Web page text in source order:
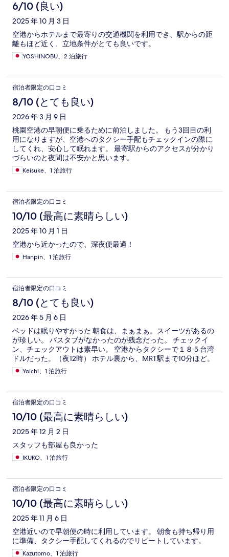
6/10 (良い)
2025 年 10 月 3 日
空港からホテルまで最寄りの交通機関を利用でき、駅からの距
離もほど近く、立地条件がとても良いです。
YOSHINOBU、2 泊旅行
宿泊者限定の口コミ
8/10 (とても良い)
2026 年 3 月 9 日
桃園空港の早朝便に乗るために前泊しました。 もう3回目の利
用になりますが、空港へのタクシー手配もチェックインの際に
してくれ、安心して眠れます。 最寄駅からのアクセスが分かり
づらいのと夜間は不安かと思います。
Keisuke、1 泊旅行
宿泊者限定の口コミ
10/10 (最高に素晴らしい)
2025 年 10 月 1 日
空港から近かったので、深夜便最適！
Hanpin、1 泊旅行
宿泊者限定の口コミ
8/10 (とても良い)
2026 年 5 月 6 日
ベッドは眠りやすかった 朝食は、まぁまぁ。スイーツがあるの
が珍しい。 バスタブがなかったのが残念だった。 チェックイ
ン、チェックアウトは素早い。 空港からタクシーで１８５台湾
ドルだった。（夜12時） ホテル裏から、MRT駅まで10分ほど。
Yoichi、1 泊旅行
宿泊者限定の口コミ
10/10 (最高に素晴らしい)
2025 年 12 月 2 日
スタッフも部屋も良かった
IKUKO、1 泊旅行
宿泊者限定の口コミ
10/10 (最高に素晴らしい)
2025 年 11 月 6 日
空港近いので早朝便の時に利用しています。 朝食も持ち帰り用
に準備、タクシー手配してくれるのでリピートしています。
Kazutomo、1 泊旅行